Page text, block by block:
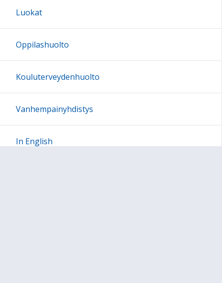
22:00
23:00
Luokat
Oppilashuolto
Kouluterveydenhuolto
Vanhempainyhdistys
In English